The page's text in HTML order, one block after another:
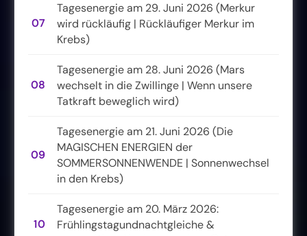
07
Tagesenergie am 29. Juni 2026 (Merkur
wird rückläufig | Rückläufiger Merkur im
Krebs)
08
Tagesenergie am 28. Juni 2026 (Mars
wechselt in die Zwillinge | Wenn unsere
Tatkraft beweglich wird)
09
Tagesenergie am 21. Juni 2026 (Die
MAGISCHEN ENERGIEN der
SOMMERSONNENWENDE | Sonnenwechsel
in den Krebs)
10
Tagesenergie am 20. März 2026:
Frühlingstagundnachtgleiche &